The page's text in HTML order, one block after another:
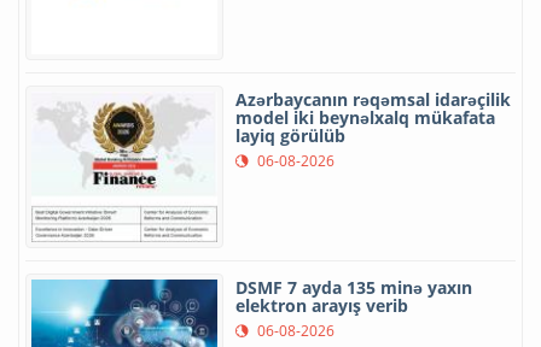
Azərbaycanın rəqəmsal idarəçilik
model iki beynəlxalq mükafata
layiq görülüb
06-08-2026
DSMF 7 ayda 135 minə yaxın
elektron arayış verib
06-08-2026